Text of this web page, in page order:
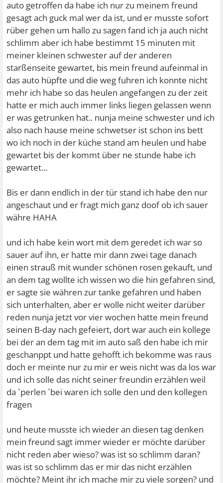
auto getroffen da habe ich nur zu meinem freund
gesagt ach guck mal wer da ist, und er musste sofort
rüber gehen um hallo zu sagen fand ich ja auch nicht
schlimm aber ich habe bestimmt 15 minuten mit
meiner kleinen schwester auf der anderen
starßenseite gewartet, bis mein freund aufeinmal in
das auto hüpfte und die weg fuhren ich konnte nicht
mehr ich habe so das heulen angefangen zu der zeit
hatte er mich auch immer links liegen gelassen wenn
er was getrunken hat.. nunja meine schwester und ich
also nach hause meine schwetser ist schon ins bett
wo ich noch in der küche stand am heulen und habe
gewartet bis der kommt über ne stunde habe ich
gewartet...
Bis er dann endlich in der tür stand ich habe den nur
angeschaut und er fragt mich ganz doof ob ich sauer
währe HAHA
und ich habe kein wort mit dem geredet ich war so
sauer auf ihn, er hatte mir dann zwei tage danach
einen strauß mit wunder schönen rosen gekauft, und
an dem tag wollte ich wissen wo die hin gefahren sind,
er sagte sie währen zur tanke gefahren und haben
sich unterhalten, aber er wolle nicht weiter darüber
reden nunja jetzt vor vier wochen hatte mein freund
seinen B-day nach gefeiert, dort war auch ein kollege
bei der an dem tag mit im auto saß den habe ich mir
geschanppt und hatte gehofft ich bekomme was raus
doch er meinte nur zu mir er weis nicht was da los war
und ich solle das nicht seiner freundin erzählen weil
da `perlen `bei waren ich solle den und den kollegen
fragen
und heute musste ich wieder an diesen tag denken
mein freund sagt immer wieder er möchte darüber
nicht reden aber wieso? was ist so schlimm daran?
was ist so schlimm das er mir das nicht erzählen
möchte? Meint ihr ich mache mir zu viele sorgen? und